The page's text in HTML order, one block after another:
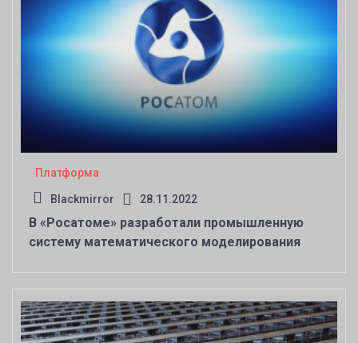
Платформа
Blackmirror 28.11.2022
В «Росатоме» разработали промышленную
систему математического моделирования